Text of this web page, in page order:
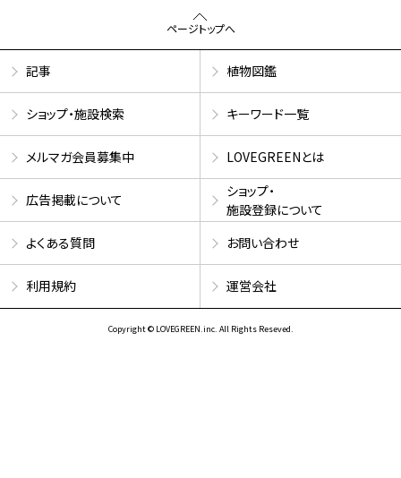
ページトップへ
記事 植物図鑑
ショップ・施設検索 キーワード一覧
メルマガ会員募集中 LOVEGREENとは
広告掲載について
ショップ・
施設登録について
よくある質問
お問い合わせ
利用規約 運営会社
Copyright © LOVEGREEN.inc. All Rights Reseved.